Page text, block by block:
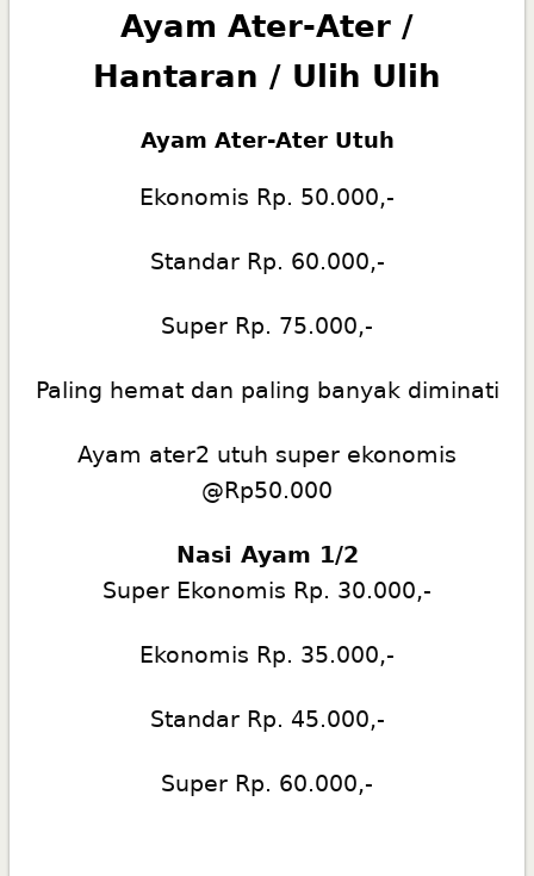
Ayam Ater-Ater /
Hantaran / Ulih Ulih
Ayam Ater-Ater Utuh
Ekonomis Rp. 50.000,-
Standar Rp. 60.000,-
Super Rp. 75.000,-
Paling hemat dan paling banyak diminati
Ayam ater2 utuh super ekonomis
@Rp50.000
Nasi Ayam 1/2
Super Ekonomis Rp. 30.000,-
Ekonomis Rp. 35.000,-
Standar Rp. 45.000,-
Super Rp. 60.000,-